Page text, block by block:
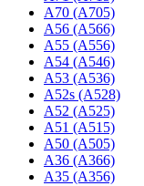
A70 (A705)
A56 (A566)
A55 (A556)
A54 (A546)
A53 (A536)
A52s (A528)
A52 (A525)
A51 (A515)
A50 (A505)
A36 (A366)
A35 (A356)